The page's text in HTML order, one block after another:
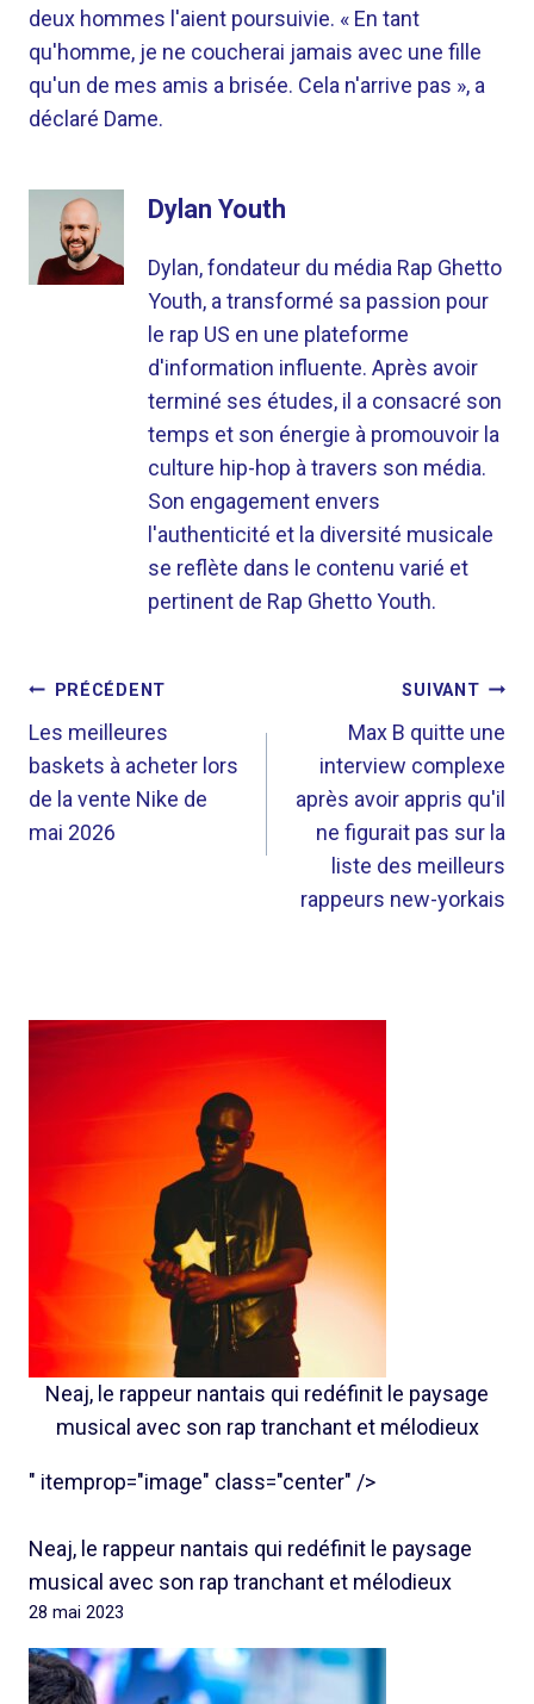
deux hommes l'aient poursuivie. « En tant
qu'homme, je ne coucherai jamais avec une fille
qu'un de mes amis a brisée. Cela n'arrive pas », a
déclaré Dame.
Dylan Youth
Dylan, fondateur du média Rap Ghetto
Youth, a transformé sa passion pour
le rap US en une plateforme
d'information influente. Après avoir
terminé ses études, il a consacré son
temps et son énergie à promouvoir la
culture hip-hop à travers son média.
Son engagement envers
l'authenticité et la diversité musicale
se reflète dans le contenu varié et
pertinent de Rap Ghetto Youth.
NAVIGATION
DE
L’ARTICLE
PRÉCÉDENT
Les meilleures
baskets à acheter lors
de la vente Nike de
mai 2026
SUIVANT
Max B quitte une
interview complexe
après avoir appris qu'il
ne figurait pas sur la
liste des meilleurs
rappeurs new-yorkais
Neaj, le rappeur nantais qui redéfinit le paysage
musical avec son rap tranchant et mélodieux
" itemprop="image" class="center" />
Neaj, le rappeur nantais qui redéfinit le paysage
musical avec son rap tranchant et mélodieux
28 mai 2023